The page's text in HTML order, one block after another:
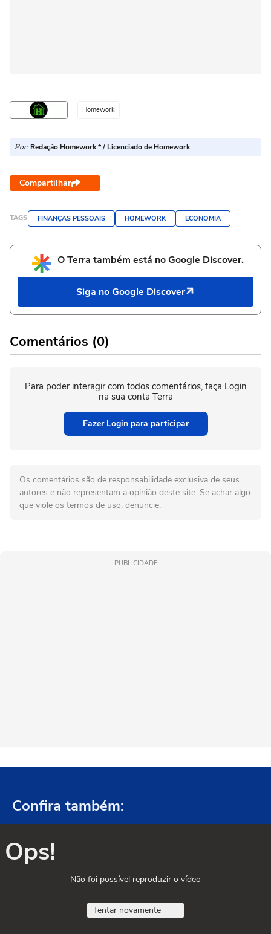
Homework
Por: Redação Homework * / Licenciado de Homework
Compartilhar
TAGS FINANÇAS PESSOAIS HOMEWORK ECONOMIA
O Terra também está no Google Discover.
Siga no Google Discover
Comentários (0)
Para poder interagir com todos comentários, faça Login
na sua conta Terra
Fazer Login para participar
Os comentários são de responsabilidade exclusiva de seus
autores e não representam a opinião deste site. Se achar algo
que viole os termos de uso, denuncie.
PUBLICIDADE
Confira também:
Ops!
Não foi possível reproduzir o vídeo
Tentar novamente